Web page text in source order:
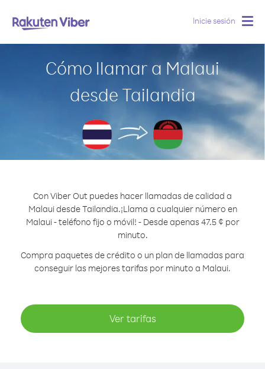
Inicie sesión
Cómo llamar a Malaui
desde Tailandia
Con Viber Out puedes hacer llamadas de calidad a
Malaui desde Tailandia.¡Llama a cualquier número en
Malaui - teléfono fijo o móvil! - Desde apenas 47.5 ¢ por
minuto.
Compra paquetes de crédito o un plan de llamadas para
conseguir las mejores tarifas por minuto a Malaui.
Ver tarifas